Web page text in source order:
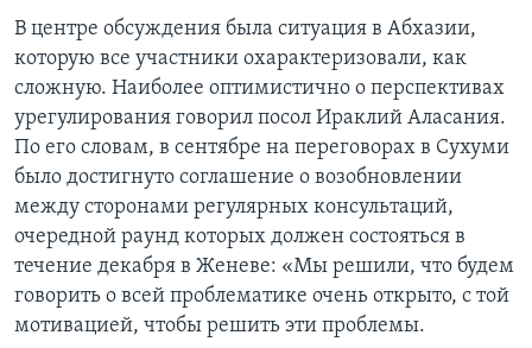
Языки
В центре обсуждения была ситуация в Абхазии,
которую все участники охарактеризовали, как
сложную. Наиболее оптимистично о перспективах
урегулирования говорил посол Ираклий Аласания.
По его словам, в сентябре на переговорах в Сухуми
было достигнуто соглашение о возобновлении
между сторонами регулярных консультаций,
очередной раунд которых должен состояться в
течение декабря в Женеве: «Мы решили, что будем
говорить о всей проблематике очень открыто, с той
мотивацией, чтобы решить эти проблемы.